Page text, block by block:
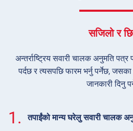
सजिलो र
अन्तर्राष्ट्रिय सवारी चालक अनुमति पत्र
पर्दछ र त्यसपछि फारम भर्नु पर्नेछ, जसका
जानकारी दिनु
1. तपाईंको मान्य घरेलु सवारी चालक